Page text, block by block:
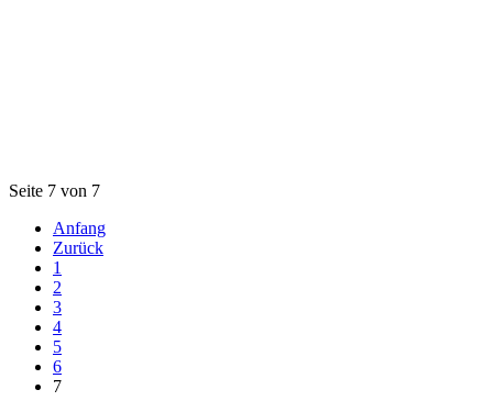
Seite 7 von 7
Anfang
Zurück
1
2
3
4
5
6
7